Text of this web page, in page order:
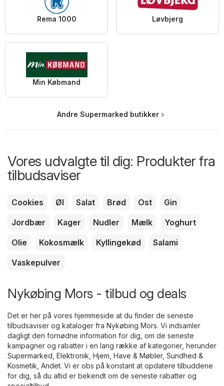
Rema 1000 Løvbjerg
Min Købmand
Andre Supermarked butikker
Vores udvalgte til dig: Produkter fra
tilbudsaviser
Cookies Øl Salat Brød Ost
Gin
Jordbær
Kager Nudler Mælk
Yoghurt
Olie
Kokosmælk Kyllingekød
Salami
Vaskepulver
Nykøbing Mors - tilbud og deals
Det er her på vores hjemmeside at du finder de seneste
tilbudsaviser og kataloger fra Nykøbing Mors. Vi indsamler
dagligt den fornødne information for dig, om de seneste
kampagner og rabatter i en lang række af kategorier, herunder
Supermarked Elektronik Hjem, Have & Møbler, Sundhed &
Kosmetik Andet. Vi er obs på konstant at opdatere tilbuddene
for dig, så du altid er bekendt om de seneste rabatter og